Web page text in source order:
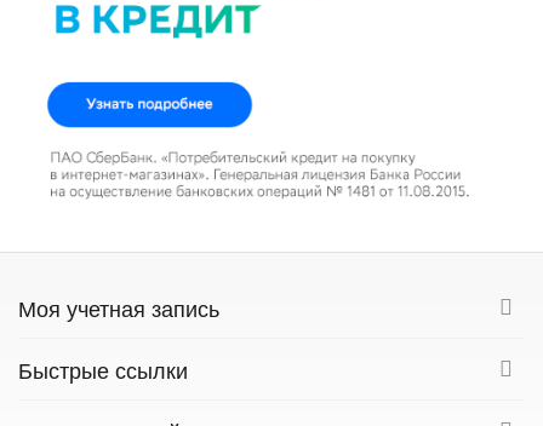
Моя учетная запись
Быстрые ссылки